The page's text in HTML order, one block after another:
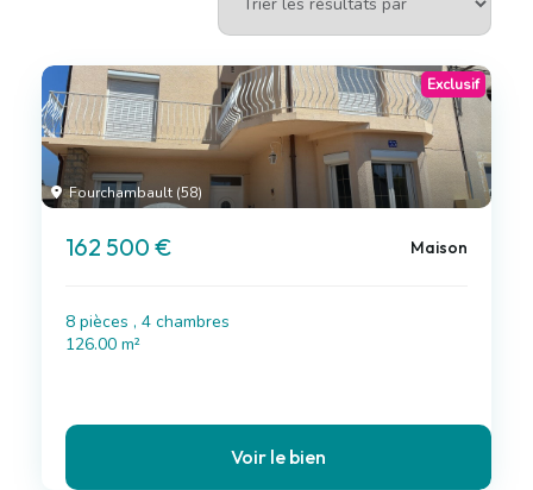
Fourchambault (58)
Exclusif
162 500 € Maison
8 pièces , 4 chambres
126.00 m²
Voir le bien